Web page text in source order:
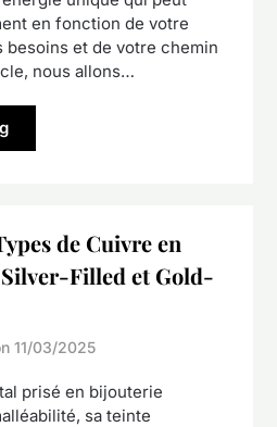
en fonction de votre
besoins et de votre chemin
nous allons…
de Cuivre en
Filled et Gold-
11/03/2025
prisé en bijouterie
sa teinte